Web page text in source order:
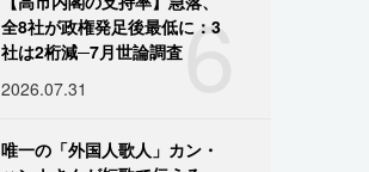
6
全8社が政権発足後最低に：3
社は2桁減─7月世論調査
2026.07.31
唯一の「外国人歌人」カン・